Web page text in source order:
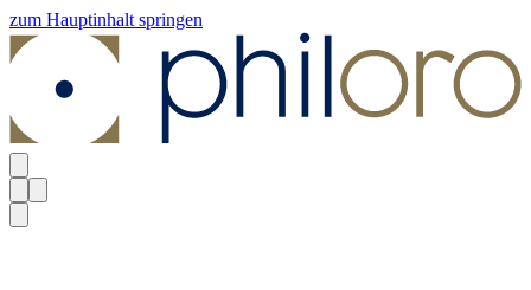
zum Hauptinhalt springen